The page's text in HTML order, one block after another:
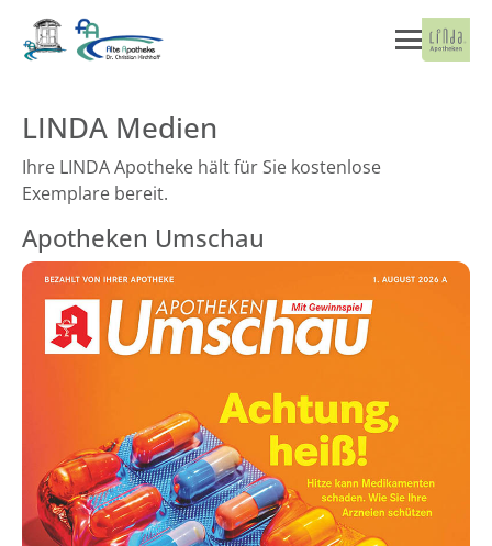
LINDA Medien
Ihre LINDA Apotheke hält für Sie kostenlose
Exemplare bereit.
Apotheken Umschau